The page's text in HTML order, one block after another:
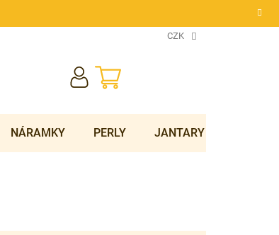
CZK
NÁKUPNÍ
KOŠÍK
NÁRAMKY PERLY JANTARY